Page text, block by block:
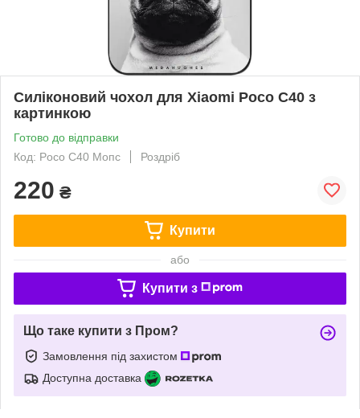
Силіконовий чохол для Xiaomi Poco C40 з
картинкою
Готово до відправки
Код: Poco C40 Мопс
Роздріб
220 ₴
Купити
або
Купити з
Що таке купити з Пром?
Замовлення під захистом
Доступна доставка